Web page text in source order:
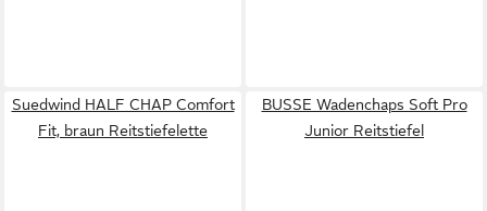
Suedwind HALF CHAP Comfort
Fit, braun Reitstiefelette
BUSSE Wadenchaps Soft Pro
Junior Reitstiefel